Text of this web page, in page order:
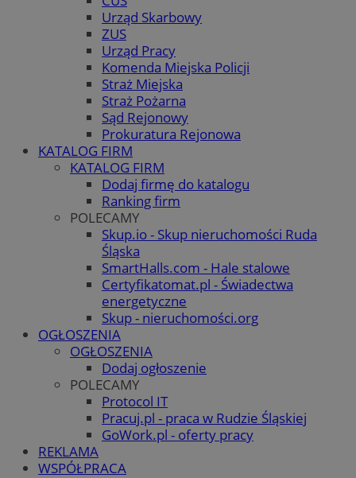
Urząd Skarbowy
ZUS
Urząd Pracy
Komenda Miejska Policji
Straż Miejska
Straż Pożarna
Sąd Rejonowy
Prokuratura Rejonowa
KATALOG FIRM
KATALOG FIRM
Dodaj firmę do katalogu
Ranking firm
POLECAMY
Skup.io - Skup nieruchomości Ruda
Śląska
SmartHalls.com - Hale stalowe
Certyfikatomat.pl - Świadectwa
energetyczne
Skup - nieruchomości.org
OGŁOSZENIA
OGŁOSZENIA
Dodaj ogłoszenie
POLECAMY
Protocol IT
Pracuj.pl - praca w Rudzie Śląskiej
GoWork.pl - oferty pracy
REKLAMA
WSPÓŁPRACA